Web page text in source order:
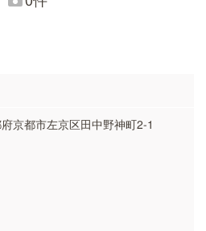
京都市左京区田中野神町2-1